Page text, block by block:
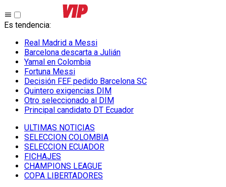
Es tendencia:
Real Madrid a Messi
Barcelona descarta a Julián
Yamal en Colombia
Fortuna Messi
Decisión FEF pedido Barcelona SC
Quintero exigencias DIM
Otro seleccionado al DIM
Principal candidato DT Ecuador
ULTIMAS NOTICIAS
SELECCION COLOMBIA
SELECCION ECUADOR
FICHAJES
CHAMPIONS LEAGUE
COPA LIBERTADORES